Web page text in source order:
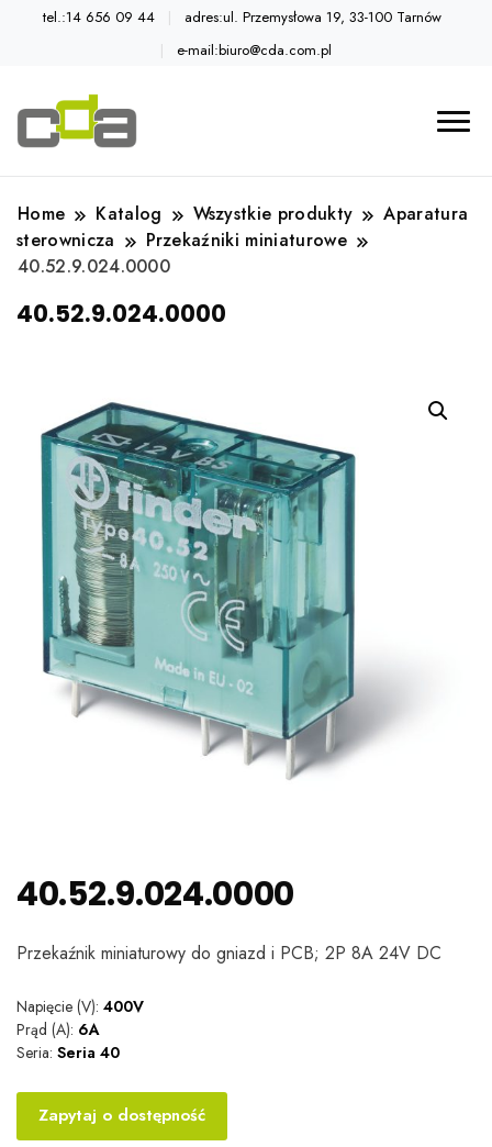
tel.:14 656 09 44
adres:ul. Przemysłowa 19, 33-100 Tarnów
e-mail:biuro@cda.com.pl
Home Katalog Wszystkie produkty
Aparatura
sterownicza
Przekaźniki miniaturowe
40.52.9.024.0000
40.52.9.024.0000
40.52.9.024.0000
Przekaźnik miniaturowy do gniazd i PCB; 2P 8A 24V DC
Napięcie (V): 400V
Prąd (A): 6A
Seria: Seria 40
Zapytaj o dostępność